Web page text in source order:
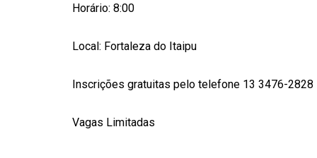
Horário: 8:00
Local: Fortaleza do Itaipu
Inscrições gratuitas pelo telefone 13 3476-2828
Vagas Limitadas